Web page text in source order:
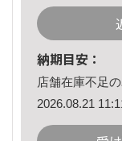
納期目安：
店舗在庫不足
2026.08.21